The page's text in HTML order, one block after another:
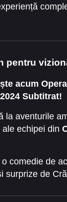
pentru
acum
Subtitrat!
la aventurile
echipei din
comedie de
surprize de